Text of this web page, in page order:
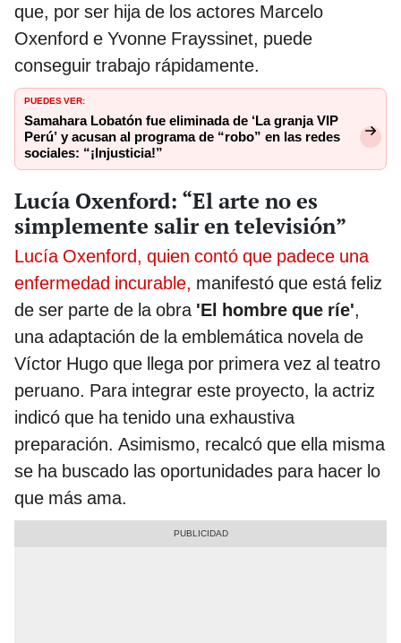
que, por ser hija de los actores Marcelo
Oxenford e Yvonne Frayssinet, puede
conseguir trabajo rápidamente.
PUEDES VER:
Samahara Lobatón fue eliminada de ‘La granja VIP
Perú’ y acusan al programa de “robo” en las redes
sociales: “¡Injusticia!”
Lucía Oxenford: “El arte no es
simplemente salir en televisión”
Lucía Oxenford, quien contó que padece una
enfermedad incurable, manifestó que está feliz
de ser parte de la obra 'El hombre que ríe',
una adaptación de la emblemática novela de
Víctor Hugo que llega por primera vez al teatro
peruano. Para integrar este proyecto, la actriz
indicó que ha tenido una exhaustiva
preparación. Asimismo, recalcó que ella misma
se ha buscado las oportunidades para hacer lo
que más ama.